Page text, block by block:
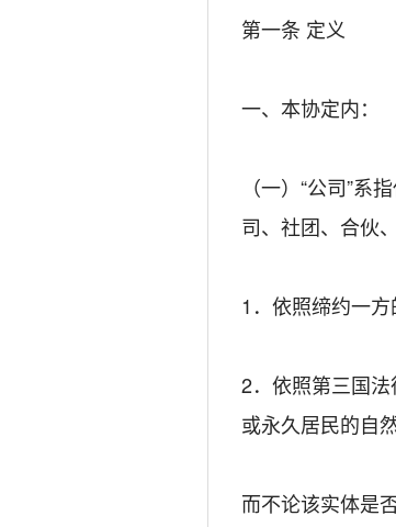
第一条 定义
一、本协定内：
（一）“公司”
司、社团、合伙
1．依照缔约一
2．依照第三国
或永久居民的自
而不论该实体是